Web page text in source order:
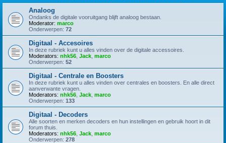
Analoog
Ondanks de digitale vooruitgang blijft analoog bestaan.
Moderator: marco
Onderwerpen: 72
Digitaal - Accesoires
In deze rubriek kunt u alles vinden over de digitale accessoires.
Moderators: nhk56 Jack marco
Onderwerpen: 52
Digitaal - Centrale en Boosters
In deze rubriek kunt u alles vinden over centrales en boosters. En alle direct
aanverwante vragen.
Moderators: nhk56 Jack marco
Onderwerpen: 133
Digitaal - Decoders
Alle soorten en merken decoders en hun instellingen en gebruik hoort in dit
forum thuis.
Moderators: nhk56 Jack marco
Onderwerpen: 278